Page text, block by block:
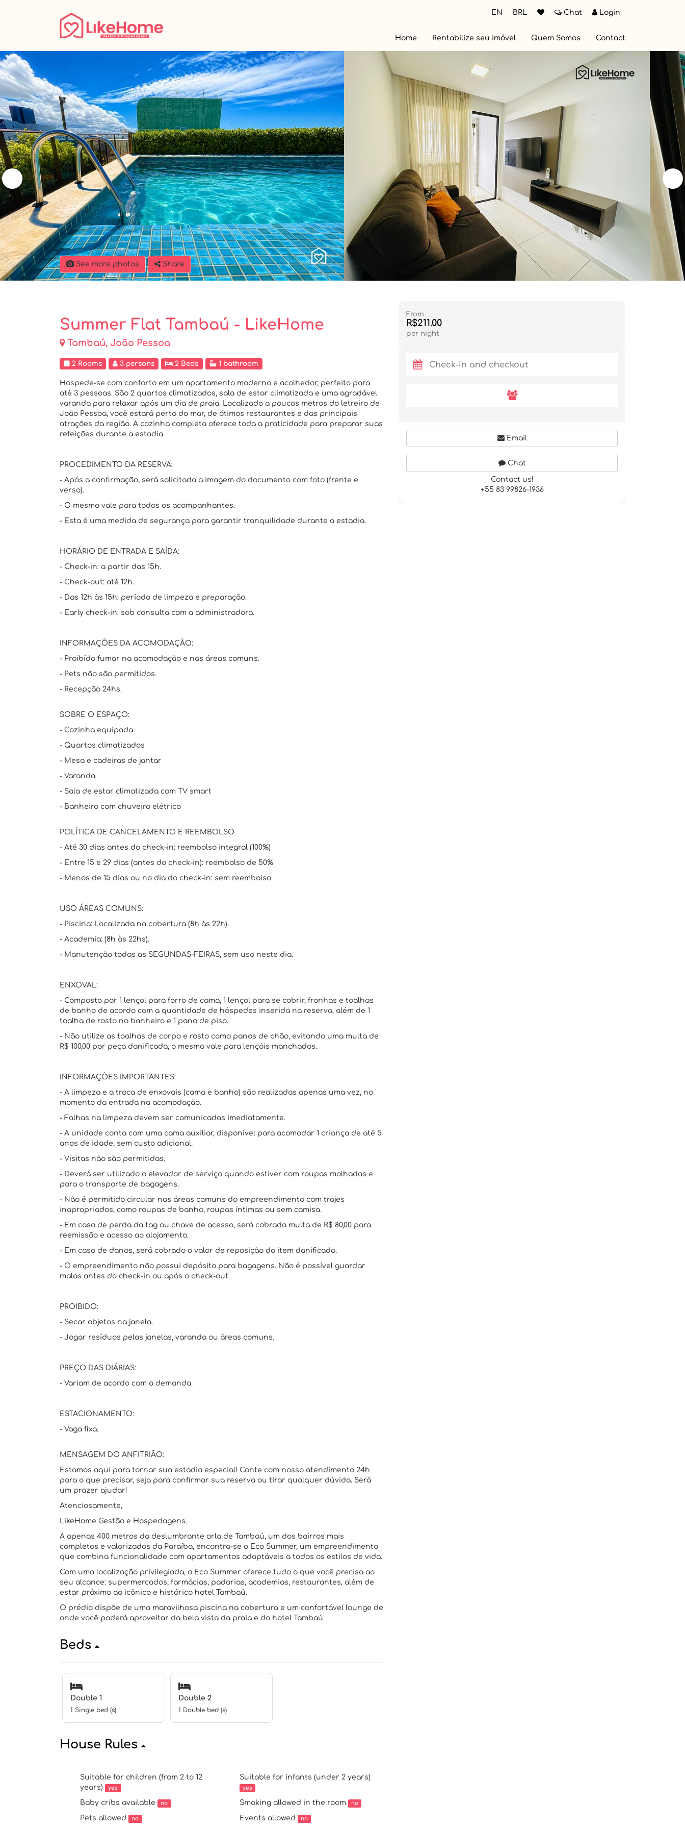
EN BRL Chat Login
Home Rentabilize seu imóvel Quem Somos Contact
See more photos Share
Summer Flat Tambaú - LikeHome
Tambaú, João Pessoa
2 Rooms 3 persons 2 Beds 1 bathroom
Hospede-se com conforto em um apartamento moderno e acolhedor, perfeito para
até 3 pessoas. São 2 quartos climatizados, sala de estar climatizada e uma agradável
varanda para relaxar após um dia de praia. Localizado a poucos metros do letreiro de
João Pessoa, você estará perto do mar, de ótimos restaurantes e das principais
atrações da região. A cozinha completa oferece toda a praticidade para preparar suas
refeições durante a estadia.
PROCEDIMENTO DA RESERVA:
- Após a confirmação, será solicitada a imagem do documento com foto (frente e
verso).
- O mesmo vale para todos os acompanhantes.
- Esta é uma medida de segurança para garantir tranquilidade durante a estadia.
HORÁRIO DE ENTRADA E SAÍDA:
- Check-in: a partir das 15h.
- Check-out: até 12h.
- Das 12h às 15h: período de limpeza e preparação.
- Early check-in: sob consulta com a administradora.
INFORMAÇÕES DA ACOMODAÇÃO:
- Proibído fumar na acomodação e nas áreas comuns.
- Pets não são permitidos.
- Recepção 24hs.
SOBRE O ESPAÇO:
- Cozinha equipada
- Quartos climatizados
- Mesa e cadeiras de jantar
- Varanda
- Sala de estar climatizada com TV smart
- Banheiro com chuveiro elétrico
POLÍTICA DE CANCELAMENTO E REEMBOLSO
- Até 30 dias antes do check-in: reembolso integral (100%)
- Entre 15 e 29 dias (antes do check-in): reembolso de 50%
- Menos de 15 dias ou no dia do check-in: sem reembolso
USO ÁREAS COMUNS:
- Piscina: Localizada na cobertura (8h às 22h).
- Academia: (8h às 22hs).
- Manutenção todas as SEGUNDAS-FEIRAS, sem uso neste dia.
ENXOVAL:
- Composto por 1 lençol para forro de cama, 1 lençol para se cobrir, fronhas e toalhas
de banho de acordo com a quantidade de hóspedes inserida na reserva, além de 1
toalha de rosto no banheiro e 1 pano de piso.
- Não utilize as toalhas de corpo e rosto como panos de chão, evitando uma multa de
R$ 100,00 por peça danificada, o mesmo vale para lençóis manchados.
INFORMAÇÕES IMPORTANTES:
- A limpeza e a troca de enxovais (cama e banho) são realizadas apenas uma vez, no
momento da entrada na acomodação.
- Falhas na limpeza devem ser comunicadas imediatamente.
- A unidade conta com uma cama auxiliar, disponível para acomodar 1 criança de até 5
anos de idade, sem custo adicional.
- Visitas não são permitidas.
- Deverá ser utilizado o elevador de serviço quando estiver com roupas molhadas e
para o transporte de bagagens.
- Não é permitido circular nas áreas comuns do empreendimento com trajes
inapropriados, como roupas de banho, roupas íntimas ou sem camisa.
- Em caso de perda da tag ou chave de acesso, será cobrada multa de R$ 80,00 para
reemissão e acesso ao alojamento.
- Em caso de danos, será cobrado o valor de reposição do item danificado.
- O empreendimento não possui depósito para bagagens. Não é possível guardar
malas antes do check-in ou após o check-out.
PROIBIDO:
- Secar objetos na janela.
- Jogar resíduos pelas janelas, varanda ou áreas comuns.
PREÇO DAS DIÁRIAS:
- Variam de acordo com a demanda.
ESTACIONAMENTO:
- Vaga fixa.
MENSAGEM DO ANFITRIÃO:
Estamos aqui para tornar sua estadia especial! Conte com nosso atendimento 24h
para o que precisar, seja para confirmar sua reserva ou tirar qualquer dúvida. Será
um prazer ajudar!
Atenciosamente,
LikeHome Gestão e Hospedagens.
A apenas 400 metros da deslumbrante orla de Tambaú, um dos bairros mais
completos e valorizados da Paraíba, encontra-se o Eco Summer, um empreendimento
que combina funcionalidade com apartamentos adaptáveis a todos os estilos de vida.
Com uma localização privilegiada, o Eco Summer oferece tudo o que você precisa ao
seu alcance: supermercados, farmácias, padarias, academias, restaurantes, além de
estar próximo ao icônico e histórico hotel Tambaú.
O prédio dispõe de uma maravilhosa piscina na cobertura e um confortável lounge de
onde você poderá aproveitar da bela vista da praia e do hotel Tambaú.
Beds
Double 1
1 Single bed (s)
Double 2
1 Double bed (s)
House Rules
Suitable for children (from 2 to 12
years)
yes
Suitable for infants (under 2 years)
yes
Baby cribs available no Smoking allowed in the room no
Pets allowed no Events allowed no
From
R$211.00
per night
Email
Chat
Contact us!
+55 83 99826-1936